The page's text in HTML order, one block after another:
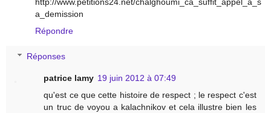
http://www.petitions24.net/chalghoumi_ca_suffit_appel_a_s
a_demission
Répondre
Réponses
patrice lamy 19 juin 2012 à 07:49
qu'est ce que cette histoire de respect ; le respect c'est
un truc de voyou a kalachnikov et cela illustre bien les